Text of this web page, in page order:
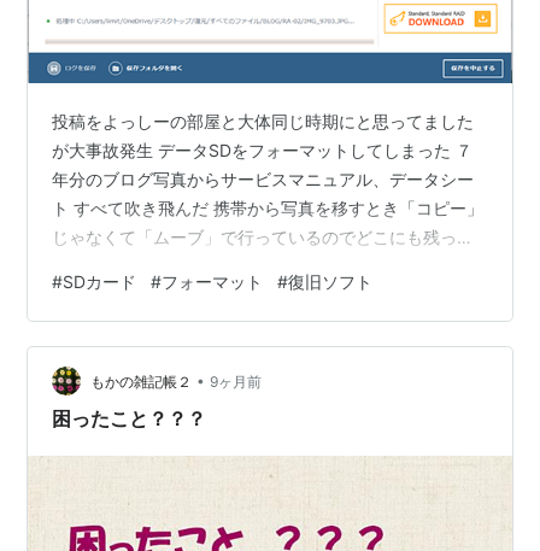
投稿をよっしーの部屋と大体同じ時期にと思ってました
が大事故発生 データSDをフォーマットしてしまった ７
年分のブログ写真からサービスマニュアル、データシー
ト すべて吹き飛んだ 携帯から写真を移すとき「コピー」
じゃなくて「ムーブ」で行っているのでどこにも残って
痛恨の一撃 なぜこんなことになったかと言うと別のPCの
SSD交換のために母艦で作業していたところドライブレ
ターを勘違いしてSDをフォーマットしてしまったのであ
ります 考えろ、考えろ クイックフォーマットだからデー
タは残っているはず いくつかフリーのソフトを試し使え
#SDカード #フォーマット #復旧ソフト
もかの雑記帳２ • 9ヶ月前
困ったこと？？？